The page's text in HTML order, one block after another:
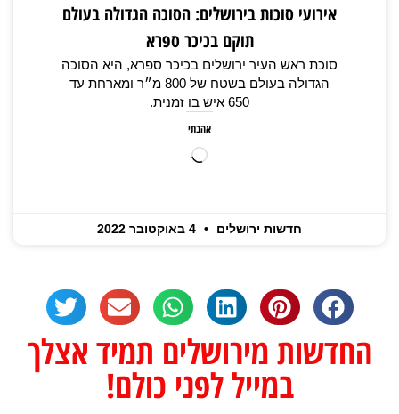
אירועי סוכות בירושלים: הסוכה הגדולה בעולם
תוקם בכיכר ספרא
סוכת ראש העיר ירושלים בכיכר ספרא, היא הסוכה
הגדולה בעולם בשטח של 800 מ״ר ומארחת עד
650 איש בו זמנית.
אהבתי
חדשות ירושלים
החדשות מירושלים תמיד אצלך
במייל לפני כולם!